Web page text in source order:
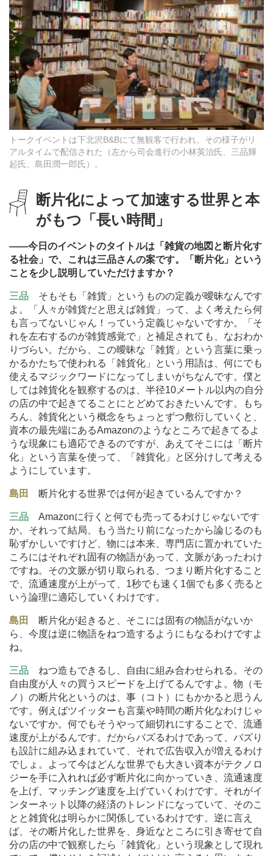
トークイベントは下北沢B&Bにて無観客で行われ、その様子がリ
アルタイムで配信された（左から司会進行の小林英治氏、三品輝
起氏、島田潤一郎氏）。
断片化によって加速する世界と本
がもつ「長い時間」
――今日のイベントのタイトルは「雑貨の地図と断片化す
る社会」で、これは三品さんの案です。「断片化」という
ことを少し説明していただけますか？
三品
そもそも「雑貨」というものの定義が曖昧なんです
よ。「人々が雑貨だと思えば雑貨」って、よく考えたら何
も言ってないじゃん！っていう定義じゃないですか。「そ
れを左右するのが雑貨感覚で」と補足されても、なおわか
りづらい。だから、この曖昧な「雑貨」という言葉に乗っ
かるかたちで使われる「雑貨化」という用語は、何にでも
使えるマジックワードになってしまいがちなんです。僕と
しては雑貨化を観察するのは、半径10メートル以内の自分
の店の中で起きてることにとどめておきたいんです。もち
ろん、雑貨化という概念をちょっとずつ敷衍していくと、
資本の最先端にあるAmazonのようなところで起きてるよ
うな現象にも適応できるのですが、あえてそこには「断片
化」という言葉を使って、「雑貨化」と区分けして考える
ようにしています。
島田 断片化する世界では何が起きているんですか？
三品
Amazonに行くと何でも売ってるわけじゃないです
か。それって結局、もう当たり前になったから論じるのも
恥ずかしいですけど、物には本来、専門店に置かれていた
ころにはそれぞれ固有の物語があって、文脈があったわけ
ですね。その文脈が切り取られる、つまり断片化すること
で、流通速度が上がって、1秒でも速く1個でも多く売ると
いう論理に適応していくわけです。
島田
断片化が起きると、そこには固有の物語がないか
ら、今度は逆に物語をねつ造するようにもなるわけですよ
ね。
三品
ねつ造もできるし、自由に組み合わせられる。その
自由度が人々の買うスピードを上げてるんですよ。物（モ
ノ）の断片化というのは、事（コト）にもかかると思うん
です。例えばツイッターも言葉や時間の断片化なわけじゃ
ないですか。何でもそうやって細切れにすることで、流通
速度が上がるんです。だからバズるわけであって、バズり
も設計に組み込まれていて、それで広告収入が増えるわけ
でしょ。よって今はどんな世界でも大きい資本がテクノロ
ジーを手に入れれば必ず断片化に向かっていき、流通速度
を上げ、マッチング速度を上げていくわけです。それがイ
ンターネット以降の経済のトレンドになっていて、そのこ
とと雑貨化は明らかに関係しているわけです。逆に言え
ば、その断片化した世界を、身近なところに引き寄せて自
分の店の中で観察したら「雑貨化」という現象として現れ